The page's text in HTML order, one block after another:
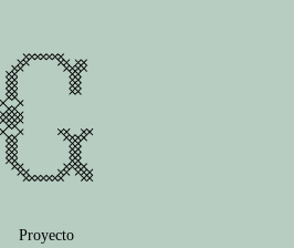
Proyecto